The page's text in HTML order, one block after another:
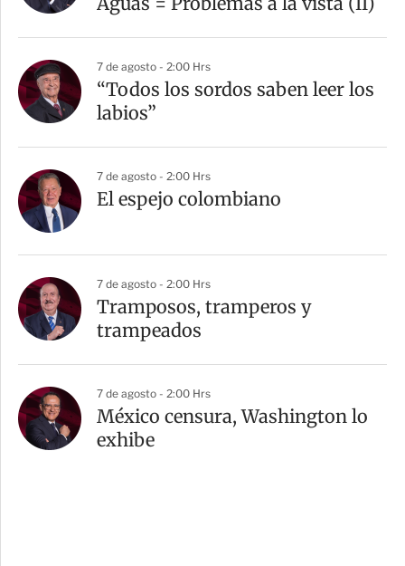
7 de agosto - 2:00 Hrs
“Todos los sordos saben leer los
labios”
7 de agosto - 2:00 Hrs
El espejo colombiano
7 de agosto - 2:00 Hrs
Tramposos, tramperos y
trampeados
7 de agosto - 2:00 Hrs
México censura, Washington lo
exhibe